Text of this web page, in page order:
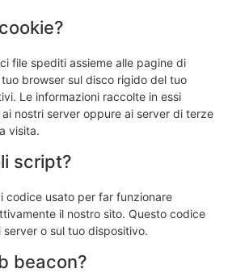
file spediti assieme alle pagine di
browser sul disco rigido del tuo
Le informazioni raccolte in essi
nostri server oppure ai server di terze
visita.
script?
codice usato per far funzionare
il nostro sito. Questo codice
o sul tuo dispositivo.
beacon?